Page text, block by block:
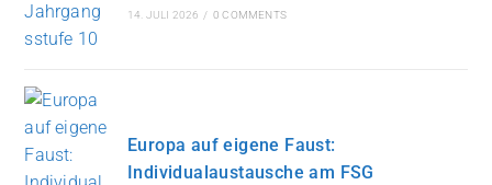
14. JULI 2026 / 0 COMMENTS
Europa auf eigene Faust:
Individualaustausche am FSG